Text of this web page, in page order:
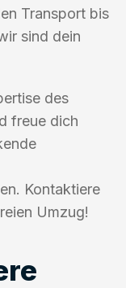
Transport bis
sind dein
des
freue dich
Kontaktiere
Umzug!